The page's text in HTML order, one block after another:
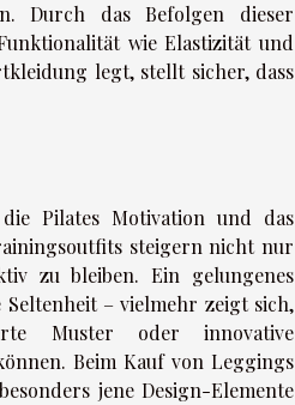
Durch das Befolgen dieser
wie Elastizität und
legt, stellt sicher, dass
Pilates Motivation und das
steigern nicht nur
zu bleiben. Ein gelungenes
– vielmehr zeigt sich,
Muster oder innovative
Beim Kauf von Leggings
jene Design-Elemente